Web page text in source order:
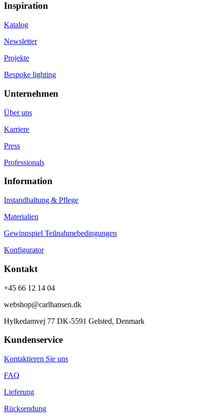
Inspiration
Katalog
Newsletter
Projekte
Bespoke lighting
Unternehmen
Über uns
Karriere
Press
Professionals
Information
Instandhaltung & Pflege
Materialien
Gewinnspiel Teilnahmebedingungen
Konfigurator
Kontakt
+45 66 12 14 04
webshop@carlhansen.dk
Hylkedamvej 77 DK-5591 Gelsted, Denmark
Kundenservice
Kontaktieren Sie uns
FAQ
Lieferung
Rücksendung